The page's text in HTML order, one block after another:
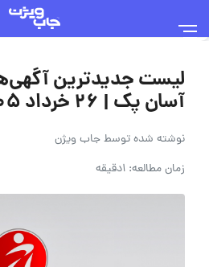
لیست جدیدترین
آسان پک | ۲۶ خرداد ۱۴۰۵
نوشته شده توسطجاب ویژن
زمان مطالعه: 1دقیقه